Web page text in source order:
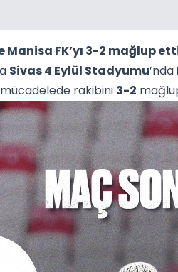
Manisa FK’yı 3-2 mağlup
Sivas 4 Eylül Stadyumu’nda
rakibini 3-2